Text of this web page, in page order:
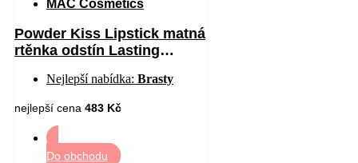
MAC Cosmetics
Powder Kiss Lipstick matná
rtěnka odstín Lasting
Nejlepší nabídka: Brasty
nejlepší cena 483 Kč
Do obchodu